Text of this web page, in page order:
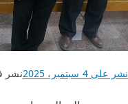
نشر على4 سبتمبر، 2025 نشر